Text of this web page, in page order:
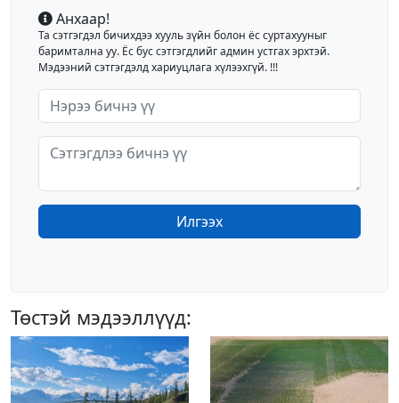
Анхаар!
Та сэтгэгдэл бичихдээ хууль зүйн болон ёс суртахууныг
баримтална уу. Ёс бус сэтгэгдлийг админ устгах эрхтэй.
Мэдээний сэтгэгдэлд хариуцлага хүлээхгүй. !!!
Илгээх
Төстэй мэдээллүүд: